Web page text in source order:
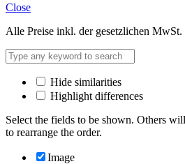
Close
Alle Preise inkl. der gesetzlichen MwSt.
Hide similarities
Highlight differences
Select the fields to be shown. Others
to rearrange the order.
Image